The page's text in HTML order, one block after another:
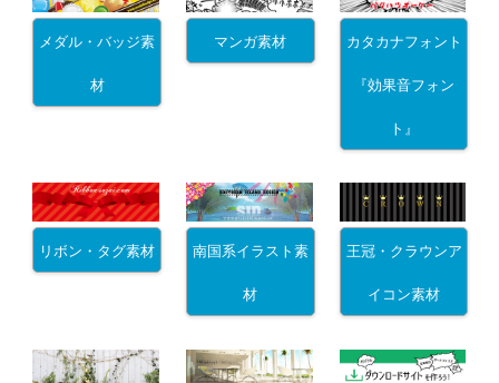
メダル・バッジ素
材
マンガ素材 カタカナフォント
『効果音フォン
ト』
リボン・タグ素材 南国系イラスト素
材
王冠・クラウンア
イコン素材